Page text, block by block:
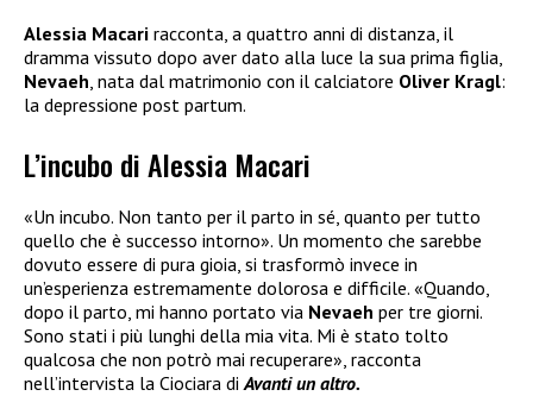
Alessia Macari racconta, a quattro anni di distanza, il
dramma vissuto dopo aver dato alla luce la sua prima figlia,
Nevaeh , nata dal matrimonio con il calciatore Oliver Kragl:
la depressione post partum.
L’incubo di Alessia Macari
«Un incubo. Non tanto per il parto in sé, quanto per tutto
quello che è successo intorno». Un momento che sarebbe
dovuto essere di pura gioia, si trasformò invece in
un’esperienza estremamente dolorosa e difficile. «Quando,
dopo il parto, mi hanno portato via Nevaeh per tre giorni.
Sono stati i più lunghi della mia vita. Mi è stato tolto
qualcosa che non potrò mai recuperare», racconta
nell’intervista la Ciociara di Avanti un altro.